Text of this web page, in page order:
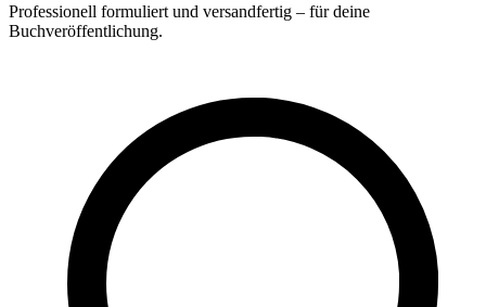
Professionell formuliert und versandfertig – für deine
Buchveröffentlichung.